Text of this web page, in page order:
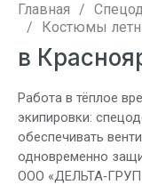
Главная /
/
Костюмы
в
Работа в тёплое
экипировки:
обеспечивать
одновременно
ООО